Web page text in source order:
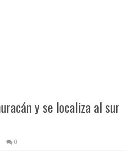
y se localiza al sur
0